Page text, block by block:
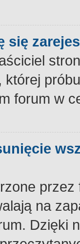
się
której
forum w
na
Dzięki